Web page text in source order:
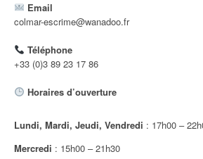
d
'
a
r
t
i
Email
colmar-escrime@wanadoo.fr
Téléphone
+33 (0)3 89 23 17 86
Horaires d’ouverture
Lundi, Mardi, Jeudi, Vendredi : 17h00 –
Mercredi : 15h00 – 21h30